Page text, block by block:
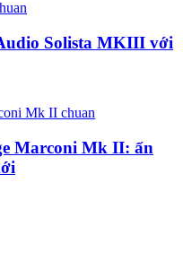
Solista MKIII với
Marconi Mk II: ấn